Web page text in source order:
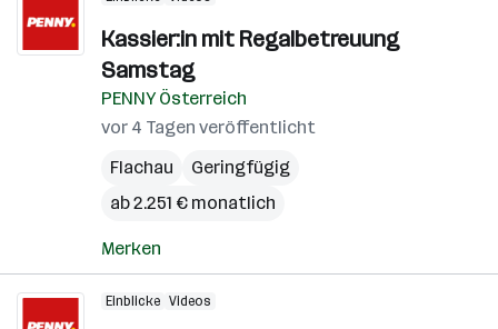
Kassier:in mit Regalbetreuung
Samstag
PENNY Österreich
vor 4 Tagen veröffentlicht
Flachau
Geringfügig
ab 2.251 € monatlich
Merken
Einblicke Videos